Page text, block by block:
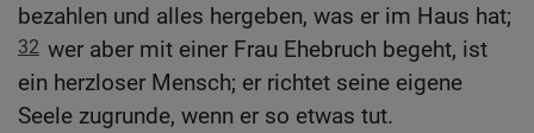
bezahlen und alles hergeben, was er im Haus hat;
32 wer aber mit einer Frau Ehebruch begeht, ist
ein herzloser Mensch; er richtet seine eigene
Seele zugrunde, wenn er so etwas tut.